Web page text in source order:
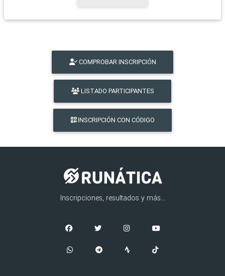
COMPROBAR INSCRIPCIÓN
LISTADO PARTICIPANTES
INSCRIPCIÓN CON CÓDIGO
Inscripciones, resultados y más...